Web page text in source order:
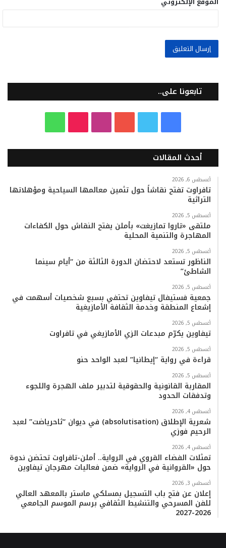
تابعونا على..
س
ب
ك
ي
ت
ب
س
ت
ر
م
k
k
ت
س
ب
أحدث المقالات
أغسطس 6, 2026
تافراوت تفتح نقاشاً حول تثمين معالمها السياحية ومؤهلاتها
التراثية
أغسطس 5, 2026
ملتقى «تاروا تمازيغت» بأملن يفتح النقاش حول الكفاءات
المهاجرة والتنمية المحلية
أغسطس 5, 2026
الناظور تستعد لاحتضان الدورة الثالثة من “أيام سينما
الشاطئ”
أغسطس 5, 2026
جمعية فستيفال تيفاوين تحتفي بسبع شخصيات أسهمت في
إشعاع المنطقة وخدمة الثقافة الأمازيغية
أغسطس 5, 2026
تيفاوين يكرّم مبدعات الزي الأمازيغي في تافراوت
أغسطس 5, 2026
قراءة في رواية “إيطانيا” لعبد الواحد حنو
أغسطس 5, 2026
المقاربة القانونية والحقوقية لتدبير ملف الهجرة واللجوء
وتدفقات الحدود
أغسطس 4, 2026
شعرية الإطلاق (absolutisation) في ديوان “ثاحرياضت” لعبد
الرحيم فوزي
أغسطس 4, 2026
تمثلات الفضاء القروي في الرواية.. أملن-تافراوت تحتضن ندوة
حول «القروانية في الرواية» ضمن فعاليات مهرجان تيفاوين
أغسطس 3, 2026
إعلان عن فتح باب التسجيل بمسلكي ماستر بالمعهد العالي
للفن المسرحي والتنشيط الثقافي برسم الموسم الجامعي
2026-2027